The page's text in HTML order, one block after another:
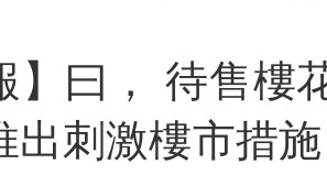
】曰， 待售
出刺激樓市措